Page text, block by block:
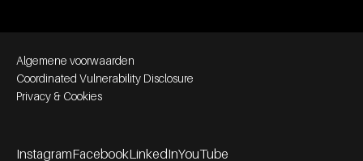
Footer bottom navigation
Algemene voorwaarden
Coordinated Vulnerability Disclosure
Privacy & Cookies
InstagramFacebookLinkedInYouTube